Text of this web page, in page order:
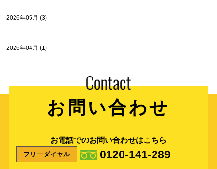
2026年05月 (3)
2026年04月 (1)
お問い合わせ
フリーダイヤル 0120-141-289
お電話でのお問い合わせはこちら